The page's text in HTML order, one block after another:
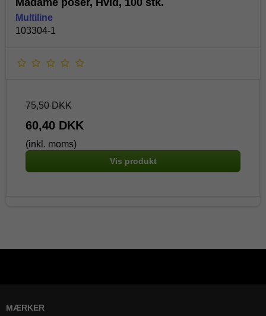
Multiline
103304-1
75,50 DKK
60,40 DKK
(inkl. moms)
Vis produkt
MÆRKER